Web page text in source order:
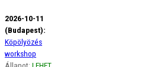
2026-10-11
(Budapest):
Köpölyözés
workshop